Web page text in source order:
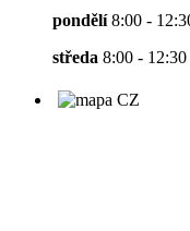
pondělí8:00 -
středa 8:00 -